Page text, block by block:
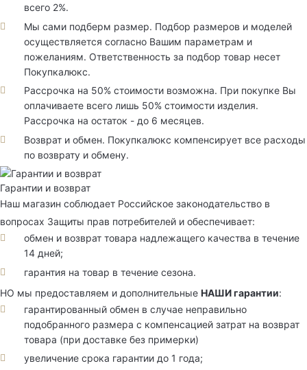
всего 2%.
Мы сами подберм размер. Подбор размеров и моделей
осуществляется согласно Вашим параметрам и
пожеланиям. Ответственность за подбор товар несет
Покупкалюкс.
Рассрочка на 50% стоимости возможна. При покупке Вы
оплачиваете всего лишь 50% стоимости изделия.
Рассрочка на остаток - до 6 месяцев.
Возврат и обмен. Покупкалюкс компенсирует все расходы
по возврату и обмену.
Гарантии и возврат
Наш магазин соблюдает Российское законодательство в
вопросах Защиты прав потребителей и обеспечивает:
обмен и возврат товара надлежащего качества в течение
14 дней;
гарантия на товар в течение сезона.
НО мы предоставляем и дополнительные НАШИ гарантии:
гарантированный обмен в случае неправильно
подобранного размера с компенсацией затрат на возврат
товара (при доставке без примерки)
увеличение срока гарантии до 1 года;